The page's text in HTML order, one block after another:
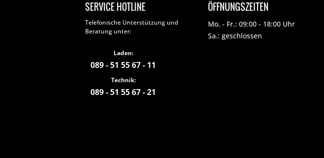
SERVICE HOTLINE
Telefonische Unterstützung und
Beratung unter:
Laden:
089 - 51 55 67 - 11
Technik:
089 - 51 55 67 - 21
ÖFFNUNGSZEITEN
Mo. - Fr.: 09:00 - 18:00 Uhr
Sa.: geschlossen